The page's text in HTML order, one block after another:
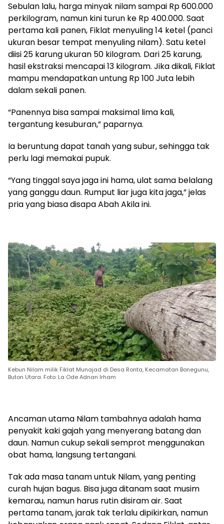
Sebulan lalu, harga minyak nilam sampai Rp 600.000
perkilogram, namun kini turun ke Rp 400.000. Saat
pertama kali panen, Fiklat menyuling 14 ketel (panci
ukuran besar tempat menyuling nilam). Satu ketel
diisi 25 karung ukuran 50 kilogram. Dari 25 karung,
hasil ekstraksi mencapai 13 kilogram. Jika dikali, Fiklat
mampu mendapatkan untung Rp 100 Juta lebih
dalam sekali panen.
“Panennya bisa sampai maksimal lima kali,
tergantung kesuburan,” paparnya.
Ia beruntung dapat tanah yang subur, sehingga tak
perlu lagi memakai pupuk.
“Yang tinggal saya jaga ini hama, ulat sama belalang
yang ganggu daun. Rumput liar juga kita jaga,” jelas
pria yang biasa disapa Abah Akila ini.
Kebun Nilam milik Fiklat Munajad di Desa Ronta, Kecamatan Bonegunu,
Buton Utara. Foto: La Ode Adnan Irham
Ancaman utama Nilam tambahnya adalah hama
penyakit kaki gajah yang menyerang batang dan
daun. Namun cukup sekali semprot menggunakan
obat hama, langsung tertangani.
Tak ada masa tanam untuk Nilam, yang penting
curah hujan bagus. Bisa juga ditanam saat musim
kemarau, namun harus rutin disiram air. Saat
pertama tanam, jarak tak terlalu dipikirkan, namun